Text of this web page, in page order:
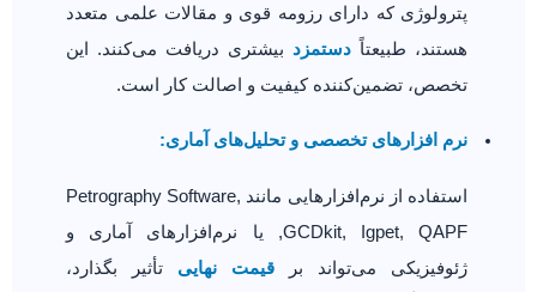
پترولوژی که دارای رزومه قوی و مقالات علمی متعدد
هستند، طبیعتاً دستمزد بیشتری دریافت می‌کنند. این
تخصص، تضمین‌کننده کیفیت و اصالت کار است.
نرم افزارهای تخصصی و تحلیل‌های آماری:
استفاده از نرم‌افزارهایی مانند Petrography Software,
GCDkit, Igpet, QAPF, یا نرم‌افزارهای آماری و
ژئوفیزیکی می‌تواند بر قیمت نهایی تأثیر بگذارد،